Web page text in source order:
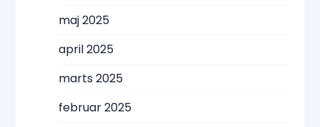
maj 2025
april 2025
marts 2025
februar 2025